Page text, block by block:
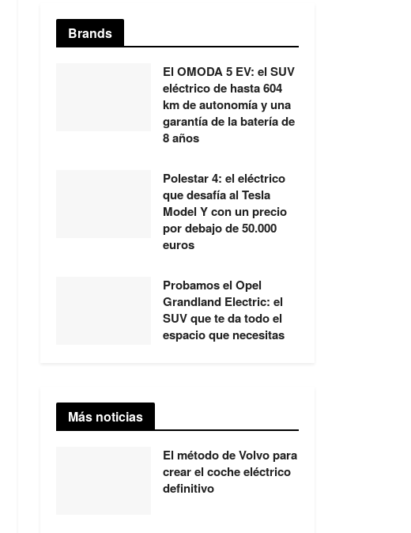
Brands
El OMODA 5 EV: el SUV
eléctrico de hasta 604
km de autonomía y una
garantía de la batería de
8 años
Polestar 4: el eléctrico
que desafía al Tesla
Model Y con un precio
por debajo de 50.000
euros
Probamos el Opel
Grandland Electric: el
SUV que te da todo el
espacio que necesitas
Más noticias
El método de Volvo para
crear el coche eléctrico
definitivo